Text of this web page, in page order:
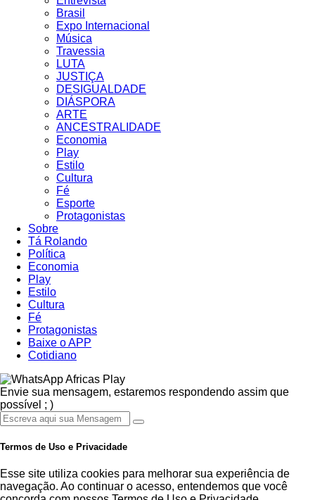
Brasil
Expo Internacional
Música
Travessia
LUTA
JUSTIÇA
DESIGUALDADE
DIÁSPORA
ARTE
ANCESTRALIDADE
Economia
Play
Estilo
Cultura
Fé
Esporte
Protagonistas
Sobre
Tá Rolando
Política
Economia
Play
Estilo
Cultura
Fé
Protagonistas
Baixe o APP
Cotidiano
Africas Play
Envie sua mensagem, estaremos respondendo assim que
possível ; )
Termos de Uso e Privacidade
Esse site utiliza cookies para melhorar sua experiência de
navegação. Ao continuar o acesso, entendemos que você